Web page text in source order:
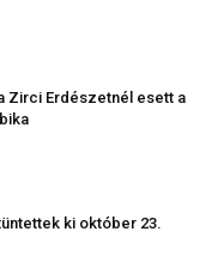
Zirci Erdészetnél esett a
ki október 23.